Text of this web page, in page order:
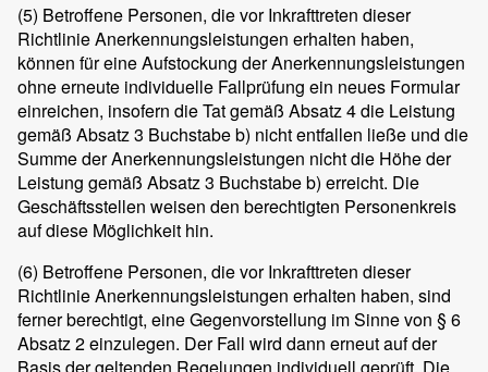
(5) Betroffene Personen, die vor Inkrafttreten dieser
Richtlinie Anerkennungsleistungen erhalten haben,
können für eine Aufstockung der Anerkennungsleistungen
ohne erneute individuelle Fallprüfung ein neues Formular
einreichen, insofern die Tat gemäß Absatz 4 die Leistung
gemäß Absatz 3 Buchstabe b) nicht entfallen ließe und die
Summe der Anerkennungsleistungen nicht die Höhe der
Leistung gemäß Absatz 3 Buchstabe b) erreicht. Die
Geschäftsstellen weisen den berechtigten Personenkreis
auf diese Möglichkeit hin.
(6) Betroffene Personen, die vor Inkrafttreten dieser
Richtlinie Anerkennungsleistungen erhalten haben, sind
ferner berechtigt, eine Gegenvorstellung im Sinne von § 6
Absatz 2 einzulegen. Der Fall wird dann erneut auf der
Basis der geltenden Regelungen individuell geprüft. Die